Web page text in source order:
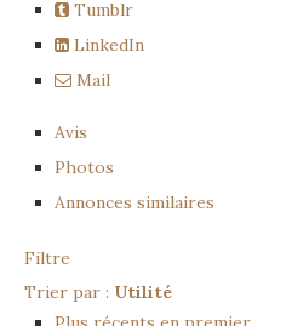
Tumblr
LinkedIn
Mail
Avis
Photos
Annonces similaires
Filtre
Trier par : Utilité